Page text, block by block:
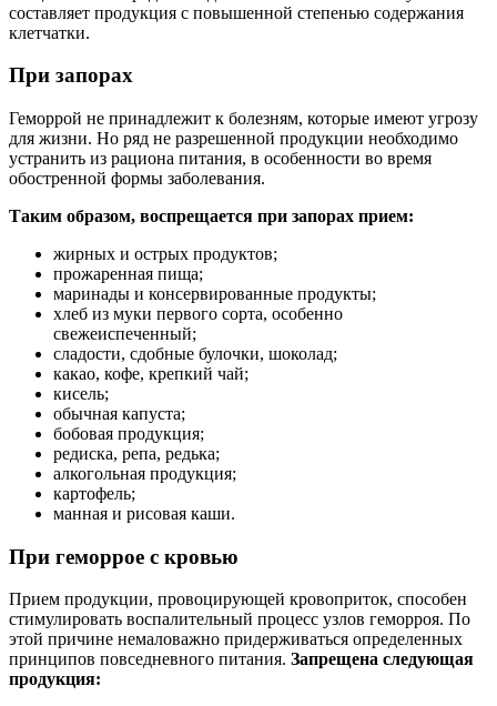
составляет продукция с повышенной степенью содержания
клетчатки.
При запорах
Геморрой не принадлежит к болезням, которые имеют угрозу
для жизни. Но ряд не разрешенной продукции необходимо
устранить из рациона питания, в особенности во время
обостренной формы заболевания.
Таким образом, воспрещается при запорах прием:
жирных и острых продуктов;
прожаренная пища;
маринады и консервированные продукты;
хлеб из муки первого сорта, особенно
свежеиспеченный;
сладости, сдобные булочки, шоколад;
какао, кофе, крепкий чай;
кисель;
обычная капуста;
бобовая продукция;
редиска, репа, редька;
алкогольная продукция;
картофель;
манная и рисовая каши.
При геморрое с кровью
Прием продукции, провоцирующей кровоприток, способен
стимулировать воспалительный процесс узлов геморроя. По
этой причине немаловажно придерживаться определенных
принципов повседневного питания. Запрещена следующая
продукция: